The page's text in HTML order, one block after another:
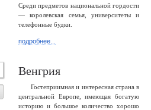
Среди предметов национальной гордости
— королевская семья, университеты и
телефонные будки.
подробнее...
Венгрия
Гостеприимная и интересная страна в
центральной Европе, имеющая богатую
историю и большое количество хорошо